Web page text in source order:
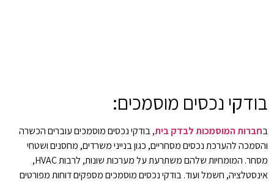
בודקי נכסים מוסמכים:
בחברות המוסמכות לבדק בית, בודקי נכסים מוסמכים עוברים הכשרה
והסמכה להערכת נכסים מסחריים, כגון בנייני משרדים, מחסנים ושטחי
מסחר. המומחיות שלהם משתרעת על מערכות שונות, לרבות HVAC,
אינסטלציה, חשמל ועוד. בודקי נכסים מוסמכים מספקים דוחות מפורטים